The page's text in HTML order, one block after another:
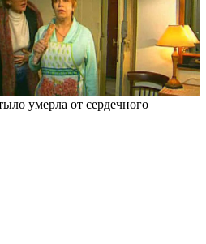
умерла от сердечного